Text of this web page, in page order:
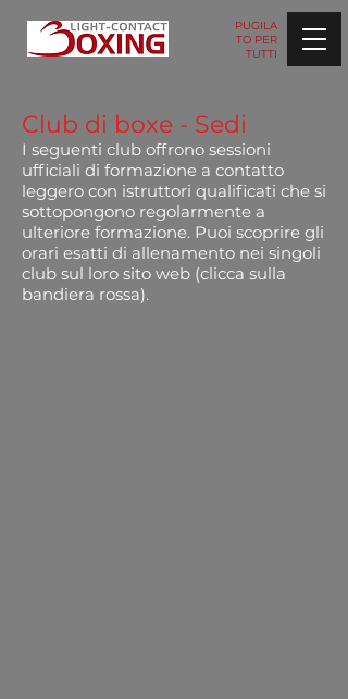
PUGILA
TO PER
TUTTI
Club di boxe - Sedi
I seguenti club offrono sessioni
ufficiali di formazione a contatto
leggero con istruttori qualificati che si
sottopongono regolarmente a
ulteriore formazione. Puoi scoprire gli
orari esatti di allenamento nei singoli
club sul loro sito web (clicca sulla
bandiera rossa).